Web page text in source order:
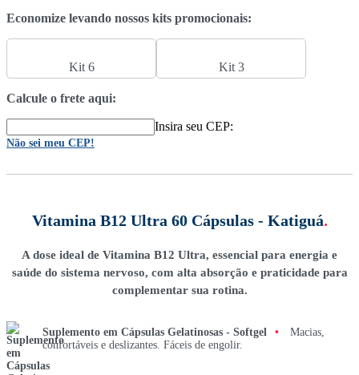
Economize levando nossos kits promocionais:
Kit 6 Kit 3
Calcule o frete aqui:
Insira seu CEP:
Não sei meu CEP!
Vitamina B12 Ultra 60 Cápsulas - Katiguá.
A dose ideal de Vitamina B12 Ultra, essencial para energia e
saúde do sistema nervoso, com alta absorção e praticidade para
complementar sua rotina.
Suplemento em Cápsulas Gelatinosas - Softgel •
Macias,
confortáveis e deslizantes. Fáceis de engolir.